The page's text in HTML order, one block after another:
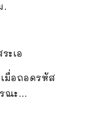
.
ะเอ
มื่อถอดรหัส
รณะ…